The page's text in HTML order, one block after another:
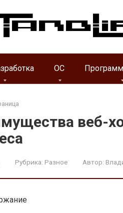
ОС
веб-
Рубрика: Разное Автор: